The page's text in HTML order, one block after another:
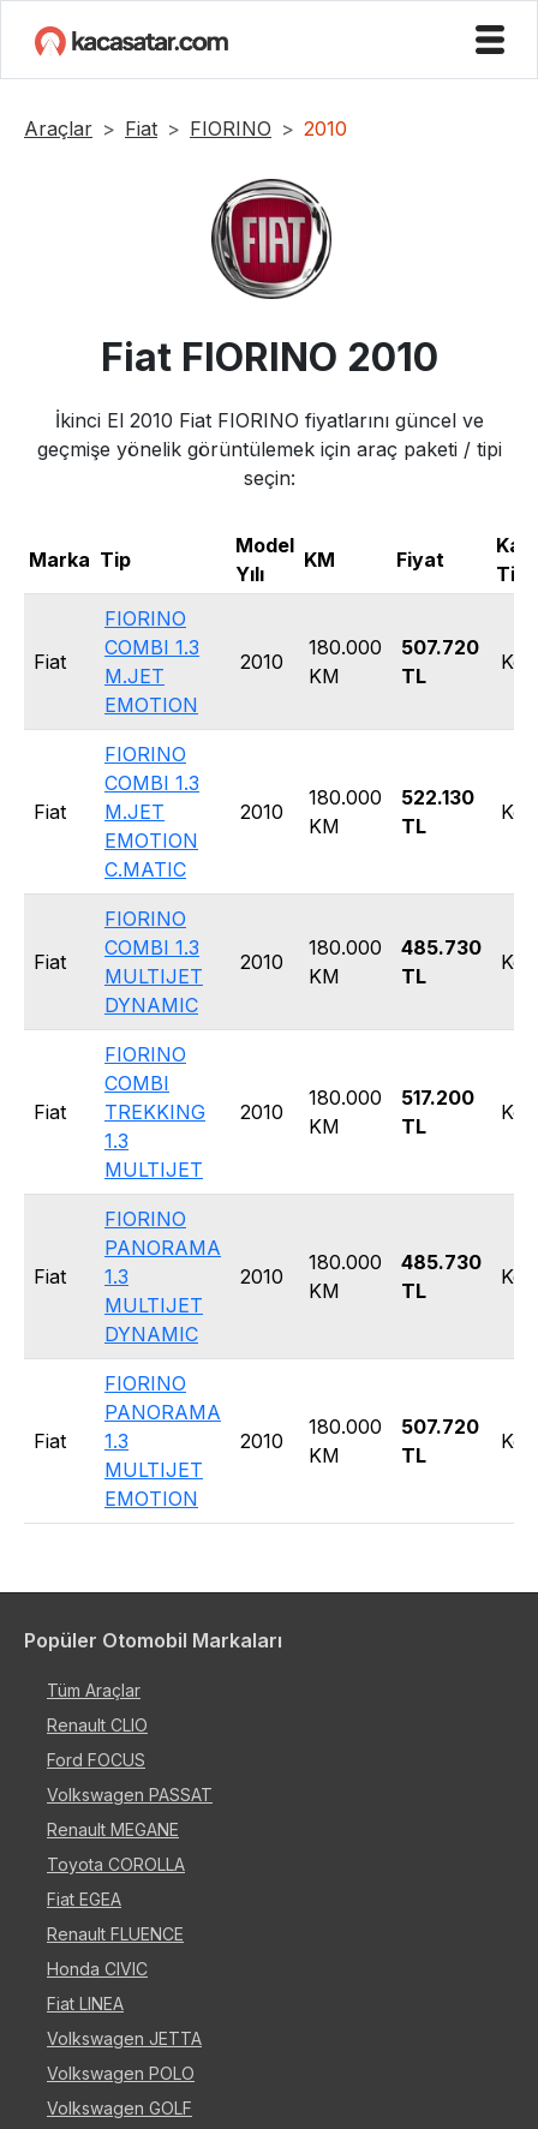
Araçlar Fiat FIORINO 2010
Fiat FIORINO 2010
İkinci El 2010 Fiat FIORINO fiyatlarını güncel ve
geçmişe yönelik görüntülemek için araç paketi / tipi
seçin:
Marka Tip
Model
Yılı
KM Fiyat
Tipi
Fiat
FIORINO
COMBI 1.3
M.JET
EMOTION
2010
180.000
KM
507.720
TL
Fiat
FIORINO
COMBI 1.3
M.JET
EMOTION
C.MATIC
2010
180.000
KM
522.130
TL
Fiat
FIORINO
COMBI 1.3
MULTIJET
DYNAMIC
2010
180.000
KM
485.730
TL
Fiat
FIORINO
COMBI
TREKKING
1.3
MULTIJET
2010
180.000
KM
517.200
TL
Fiat
FIORINO
PANORAMA
1.3
MULTIJET
DYNAMIC
2010
180.000
KM
485.730
TL
Fiat
FIORINO
PANORAMA
1.3
MULTIJET
EMOTION
2010
180.000
KM
507.720
TL
Popüler Otomobil Markaları
Tüm Araçlar
Renault CLIO
Ford FOCUS
Volkswagen PASSAT
Renault MEGANE
Toyota COROLLA
Fiat EGEA
Renault FLUENCE
Honda CIVIC
Fiat LINEA
Volkswagen JETTA
Volkswagen POLO
Volkswagen GOLF